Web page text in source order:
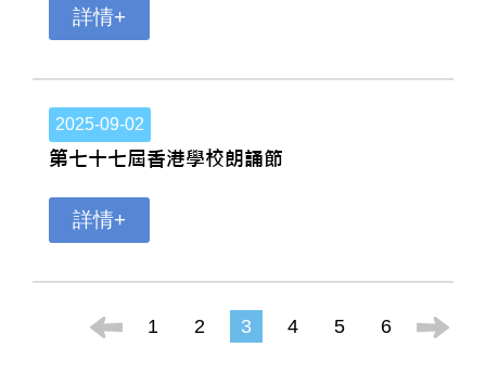
詳情+
2025-09-02
第七十七屆香港學校朗誦節
詳情+
1 2 3 4 5 6